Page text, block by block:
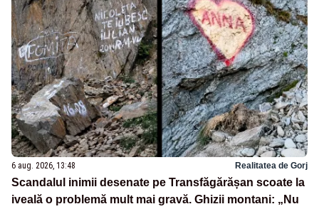
6 aug. 2026, 13:48 Realitatea de Gorj
Scandalul inimii desenate pe Transfăgărășan scoate la
iveală o problemă mult mai gravă. Ghizii montani: „Nu